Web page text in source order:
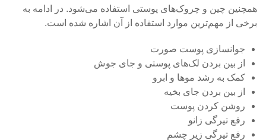
همچنین چین و چروک‌های پوستی استفاده می‌شود. در ادامه به
برخی از مهم‌ترین موارد استفاده از آن اشاره شده است.
جوانسازی پوست صورت
از بین بردن لک‌های پوستی و جای جوش
کمک به رشد موها و ابرو
از بین بردن جای بخیه
روشن کردن پوست
رفع تیرگی زانو
رفع تیرگی زیر چشم